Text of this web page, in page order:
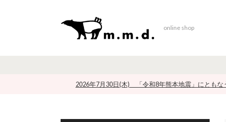
online shop
2026年7月30日(木) 「令和8年熊本地震」にともな